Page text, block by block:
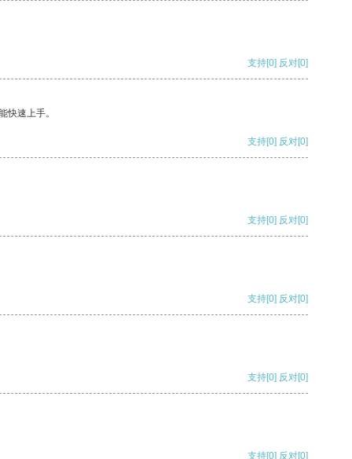
支持[0] 反对[0]
快速上手。
支持[0] 反对[0]
支持[0] 反对[0]
支持[0] 反对[0]
支持[0] 反对[0]
支持[0] 反对[0]